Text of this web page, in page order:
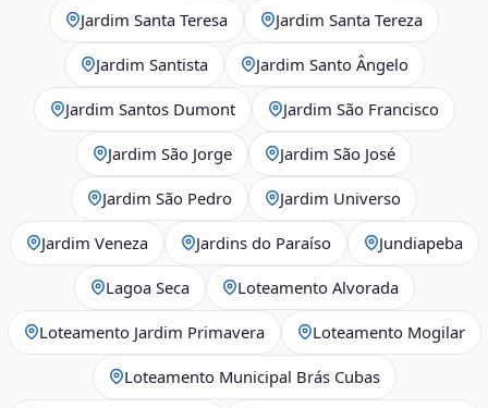
Jardim Santa Teresa Jardim Santa Tereza
Jardim Santista Jardim Santo Ângelo
Jardim Santos Dumont Jardim São Francisco
Jardim São Jorge Jardim São José
Jardim São Pedro Jardim Universo
Jardim Veneza Jardins do Paraíso Jundiapeba
Lagoa Seca Loteamento Alvorada
Loteamento Jardim Primavera Loteamento Mogilar
Loteamento Municipal Brás Cubas